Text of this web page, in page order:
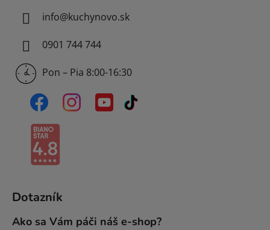
info@kuchynovo.sk
0901 744 744
Pon – Pia 8:00-16:30
Dotazník
Ako sa Vám páči náš e-shop?